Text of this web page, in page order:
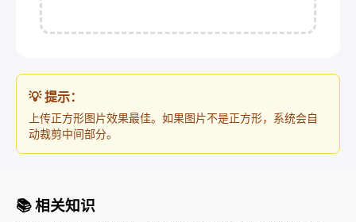
💡 提示：
上传正方形图片效果最佳。如果图片不是正方形，系统会自
动裁剪中间部分。
📚 相关知识